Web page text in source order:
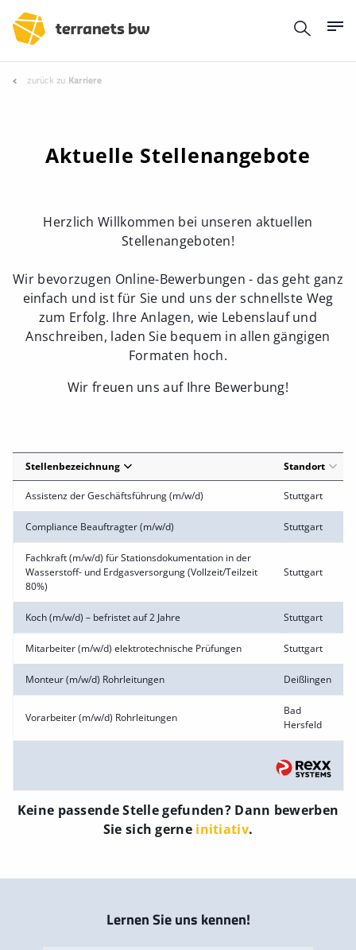
zurück zu Karriere
Aktuelle Stellenangebote
Herzlich Willkommen bei unseren aktuellen
Stellenangeboten!
Wir bevorzugen Online-Bewerbungen - das geht ganz
einfach und ist für Sie und uns der schnellste Weg
zum Erfolg. Ihre Anlagen, wie Lebenslauf und
Anschreiben, laden Sie bequem in allen gängigen
Formaten hoch.
Wir freuen uns auf Ihre Bewerbung!
Stellenbezeichnung Standort
Assistenz der Geschäftsführung (m/w/d) Stuttgart
Compliance Beauftragter (m/w/d) Stuttgart
Fachkraft (m/w/d) für Stationsdokumentation in der
Wasserstoff- und Erdgasversorgung (Vollzeit/Teilzeit
80%)
Stuttgart
Koch (m/w/d) – befristet auf 2 Jahre Stuttgart
Mitarbeiter (m/w/d) elektrotechnische Prüfungen Stuttgart
Monteur (m/w/d) Rohrleitungen Deißlingen
Vorarbeiter (m/w/d) Rohrleitungen
Bad
Hersfeld
Keine passende Stelle gefunden? Dann bewerben
Sie sich gerne initiativ.
Lernen Sie uns kennen!